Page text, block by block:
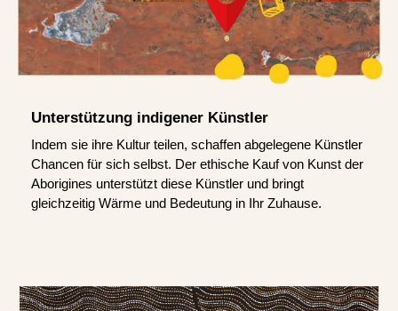
Unterstützung indigener Künstler
Indem sie ihre Kultur teilen, schaffen abgelegene Künstler
Chancen für sich selbst. Der ethische Kauf von Kunst der
Aborigines unterstützt diese Künstler und bringt
gleichzeitig Wärme und Bedeutung in Ihr Zuhause.